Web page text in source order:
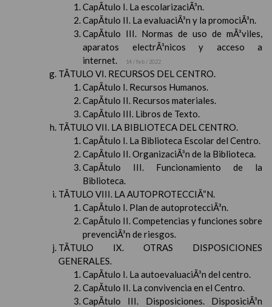
CapÃ­tulo I. La escolarizaciÃ³n.
CapÃ­tulo II. La evaluaciÃ³n y la promociÃ³n.
CapÃ­tulo III. Normas de uso de mÃ³viles,
aparatos electrÃ³nicos y acceso a
internet.
14 / feb / 2022
TÃTULO VI. RECURSOS DEL CENTRO.
CapÃ­tulo I. Recursos Humanos.
CapÃ­tulo II. Recursos materiales.
CapÃ­tulo III. Libros de Texto.
TÃTULO VII. LA BIBLIOTECA DEL CENTRO.
CapÃ­tulo I. La Biblioteca Escolar del Centro.
CapÃ­tulo II. OrganizaciÃ³n de la Biblioteca.
CapÃ­tulo III. Funcionamiento de la
Biblioteca.
TÃTULO VIII. LA AUTOPROTECCIÃ“N.
CapÃ­tulo I. Plan de autoprotecciÃ³n.
CapÃ­tulo II. Competencias y funciones sobre
prevenciÃ³n de riesgos.
TÃTULO IX. OTRAS DISPOSICIONES
GENERALES.
CapÃ­tulo I. La autoevaluaciÃ³n del centro.
CapÃ­tulo II. La convivencia en el Centro.
CapÃ­tulo III. Disposiciones. DisposiciÃ³n